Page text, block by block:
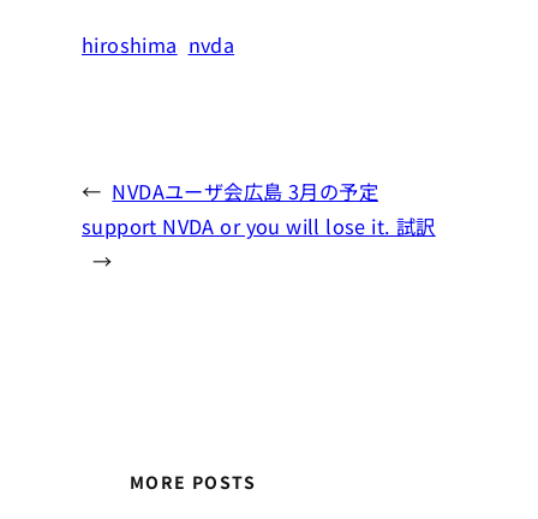
hiroshima nvda
← NVDAユーザ会広島 3月の予定
support NVDA or you will lose it. 試訳
→
MORE POSTS